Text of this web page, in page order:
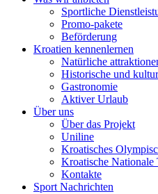
Sportliche
Promo-pakete
Beförderung
Kroatien kennenlernen
Natürliche
Historische und
Gastronomie
Aktiver Urlaub
Über uns
Über das Projekt
Uniline
Kroatisches
Kroatische Nationale
Kontakte
Sport Nachrichten